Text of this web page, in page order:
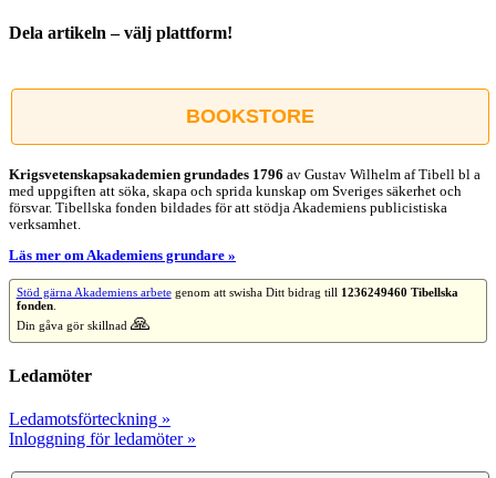
Dela artikeln – välj plattform!
post
BOOKSTORE
Krigsvetenskap­sakademien grundades 1796 av Gustav Wilhelm af Tibell bl a
med uppgiften att söka, skapa och sprida kunskap om Sveriges säkerhet och
försvar. Tibellska fonden bildades för att stödja Akademiens publicistiska
verksamhet.
Läs mer om Akademiens grundare »
Stöd gärna Akademiens arbetegenom att swisha Ditt bidrag till 1236249460 Tibellska
fonden.
Din gåva gör skillnad 🙏
Ledamöter
Ledamotsförteckning »
Inloggning för ledamöter »